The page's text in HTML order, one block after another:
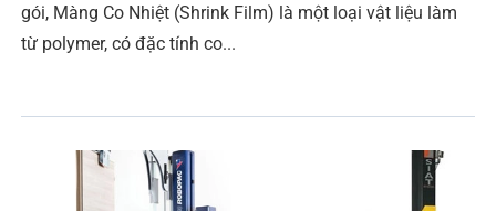
gói, Màng Co Nhiệt (Shrink Film) là một loại vật liệu làm
từ polymer, có đặc tính co...